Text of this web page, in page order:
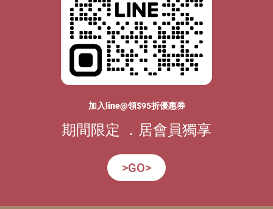
加入line@領$95折優惠券
期間限定 ．居會員獨享
>GO>